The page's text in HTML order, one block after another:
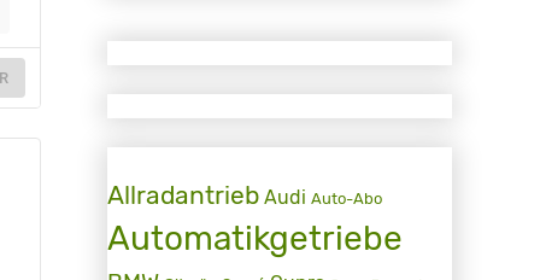
Allradantrieb Audi Auto-Abo
Automatikgetriebe